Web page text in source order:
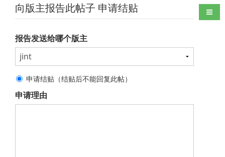
导航
向版主报告此帖子 申请结贴
报告发送给哪个版主
申请结贴（结贴后不能回复此帖）
申请理由